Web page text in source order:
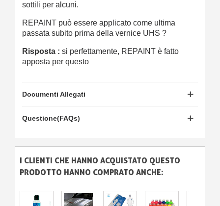
sottili per alcuni.
REPAINT può essere applicato come ultima
passata subito prima della vernice UHS ?
Risposta : si perfettamente, REPAINT è fatto
apposta per questo
Documenti Allegati
Questione(FAQs)
I CLIENTI CHE HANNO ACQUISTATO QUESTO
PRODOTTO HANNO COMPRATO ANCHE: